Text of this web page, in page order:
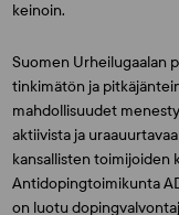
keinoin.
Suomen Urheilugaalan
tinkimätön ja
mahdollisuudet
aktiivista ja
kansallisten toimijoiden
Antidopingtoimikunta
on luotu